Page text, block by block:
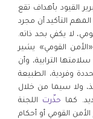
القيود بأهداف تقع
التأكيد أن مجرد
لا يكفي بحد ذاته.
القومي» يشير
الترابية، وأن
وفردية، الطبيعة
ولا سيما من خلال
كما حذّرت اللجنة
القومي أو أحكام